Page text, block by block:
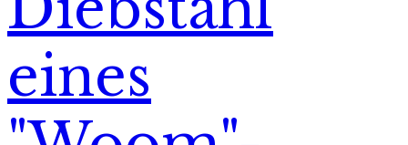
eines